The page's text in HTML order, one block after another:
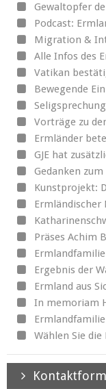
Gewaltopfer
Podcast:
Migration &
Alle Infos des
Vatikan
Bewegende
Vorträge zu
Ermländer
GJE hat
Gedanken
Kunstprojekt:
Präses Achim
Ergebnis der
Ermland aus
In memoriam
Wählen Sie